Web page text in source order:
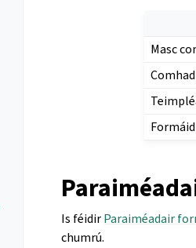
Masc
Is féidirParaiméadair
chumrú.